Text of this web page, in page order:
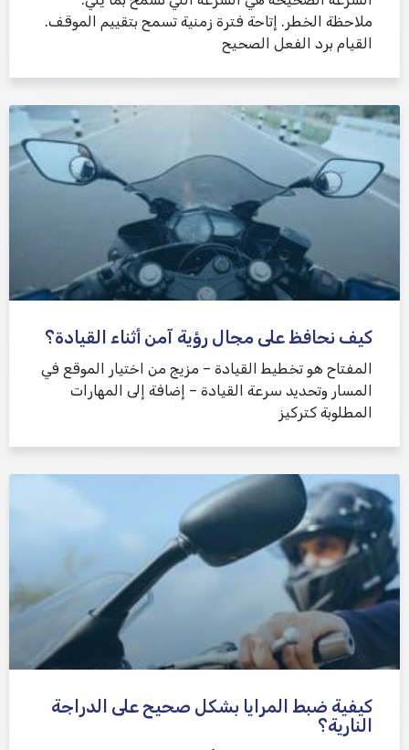
ملاحظة الخطر. إتاحة فترة زمنية تسمح بتقييم الموقف.
القيام برد الفعل الصحيح
كيف نحافظ على مجال رؤية آمن أثناء القيادة؟
المفتاح هو تخطيط القيادة – مزيج من اختيار الموقع في
المسار وتحديد سرعة القيادة – إضافة إلى المهارات
المطلوبة كتركيز
كيفية ضبط المرايا بشكل صحيح على الدراجة
النارية؟